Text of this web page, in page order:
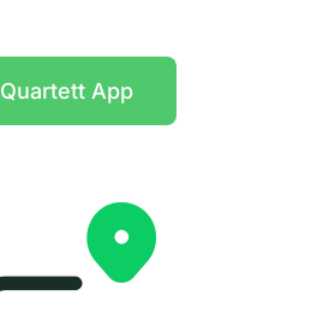
Quartett App